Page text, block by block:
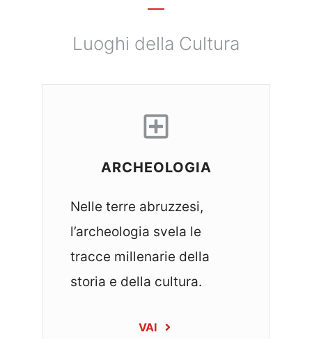
Luoghi della Cultura
ARCHEOLOGIA
Nelle terre abruzzesi,
l’archeologia svela le
tracce millenarie della
storia e della cultura.
VAI